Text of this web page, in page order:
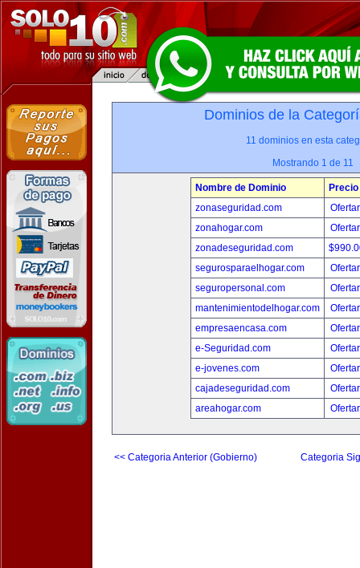
Dominios de la
11 dominios en esta
Mostrando 1 de 11
Nombre de Dominio
Precio
zonaseguridad.com
zonahogar.com
zonadeseguridad.com
segurosparaelhogar.com
seguropersonal.com
mantenimientodelhogar.com
empresaencasa.com
e-Seguridad.com
e-jovenes.com
cajadeseguridad.com
areahogar.com
<< Categoria Anterior (Gobierno) Categoria